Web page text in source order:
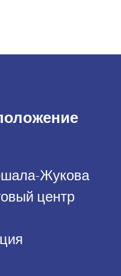
Жукова
центр